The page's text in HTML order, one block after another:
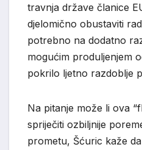
travnja države članice
djelomično obustaviti
potrebno na dodatno
mogućim produljenjem
pokrilo ljetno razdoblje
Na pitanje može li ova
spriječiti ozbiljnije
prometu, Šćuric kaže